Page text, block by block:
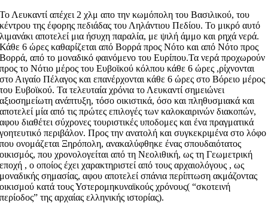
Το Λευκαντί απέχει 2 χλμ απο την κωμόπολη του Βασιλικού, του
κέντρου της έφορης πεδιάδας του Ληλάντιου Πεδίου. Το μικρό αυτό
λιμανάκι αποτελεί μια ήσυχη παραλία, με ψιλή άμμο και ρηχά νερά.
Κάθε 6 ώρες καθαρίζεται από Βορρά προς Νότο και από Νότο προς
Βορρά, από το μοναδικό φαινόμενο του Ευρίπου.Τα νερά προχωρούν
προς το Νότιο μέρος του Ευβοϊκού κόλπου κάθε 6 ώρες ,ρίχνονται
στο Αιγαίο Πέλαγος και επανέρχονται κάθε 6 ώρες στο Βόρειο μέρος
του Ευβοϊκού. Τα τελευταία χρόνια το Λευκαντί σημειώνει
αξιοσημείωτη ανάπτυξη, τόσο οικιστικά, όσο και πληθυσμιακά και
αποτελεί μία από τις πρώτες επιλογές των καλοκαιρινών διακοπών,
αφου διαθέτει σύχρονες τουριστικές υποδομες και ένα πραγματικά
γοητευτικό περιβάλον. Προς την ανατολή και συγκεκριμένα στο λόφο
που ονομάζεται Ξηρόπολη, ανακαλύφθηκε ένας σπουδαιότατος
οικισμός, που χρονολογείται από τη Νεολιθική, ως τη Γεωμετρική
εποχή , ο οποίος έχει χαρακτηριστεί από τους αρχαιολόγους , ως
μοναδικής σημασίας, αφου αποτελεί σπάνια περίπτωση ακμάζοντας
οικισμού κατά τους Υστερομηκυναϊκούς χρόνους( “σκοτεινή
περίοδος” της αρχαίας ελληνικής ιστορίας).